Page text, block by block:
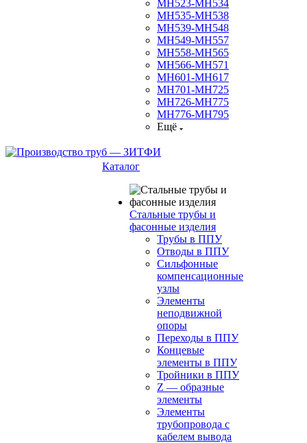
МН523-МН534
МН535-МН538
МН539-МН548
МН549-МН557
МН558-МН565
МН566-МН571
МН601-МН617
МН701-МН725
МН726-МН775
МН776-МН795
Ещё
Каталог
Стальные трубы и
фасонные изделия
Трубы в ППУ
Отводы в ППУ
Сильфонные
компенсационные
узлы
Элементы
неподвижной
опоры
Переходы в ППУ
Концевые
элементы в ППУ
Тройники в ППУ
Z — образные
элементы
Элементы
трубопровода с
кабелем вывода